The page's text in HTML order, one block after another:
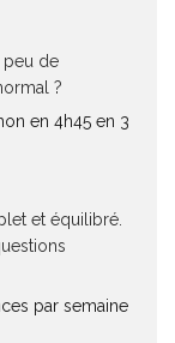
peu de
?
en 4h45 en 3
et équilibré.
par semaine